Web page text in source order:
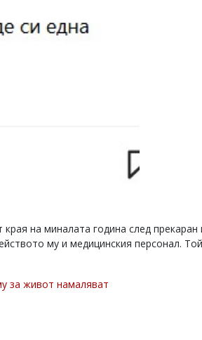
на миналата година след прекаран
му и медицинския персонал.
за живот намаляват